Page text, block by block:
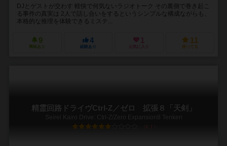
DJとゲストが交わす 軽快で何気ないラジオトーク その裏側で巻き起こ
る事件の真実は 2人で話し合いをするというシンプルな構成ながらも、
本格的な推理を体験できるミステ...
9
興味あり
4
経験あり
1
お気に入り
11
持ってる
精霊回路ドライヴCtrl-Z／ゼロ 拡張８「天剣」
Seirei Kairo Drive: Ctrl-Z/Zero Expansion8 Tenken
6.1